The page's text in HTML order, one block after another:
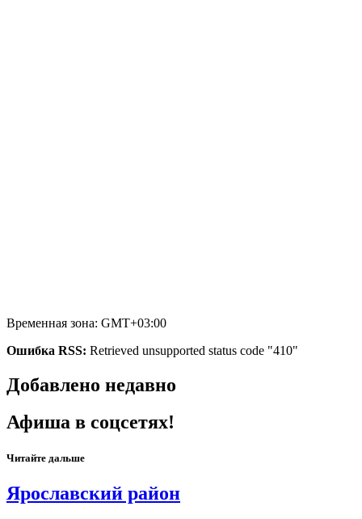
Временная зона: GMT+03:00
Ошибка RSS: Retrieved unsupported status code "410"
Добавлено недавно
Афиша в соцсетях!
Читайте дальше
Ярославский район